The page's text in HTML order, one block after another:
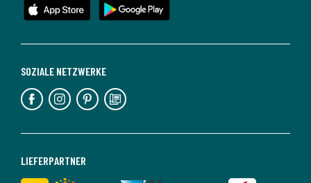
LIEFERPARTNER
SOZIALE NETZWERKE